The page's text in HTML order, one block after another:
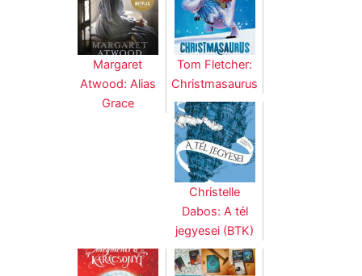
Margaret
Atwood: Alias
Grace
Tom Fletcher:
Christmasaurus
Christelle
Dabos: A tél
jegyesei (BTK)